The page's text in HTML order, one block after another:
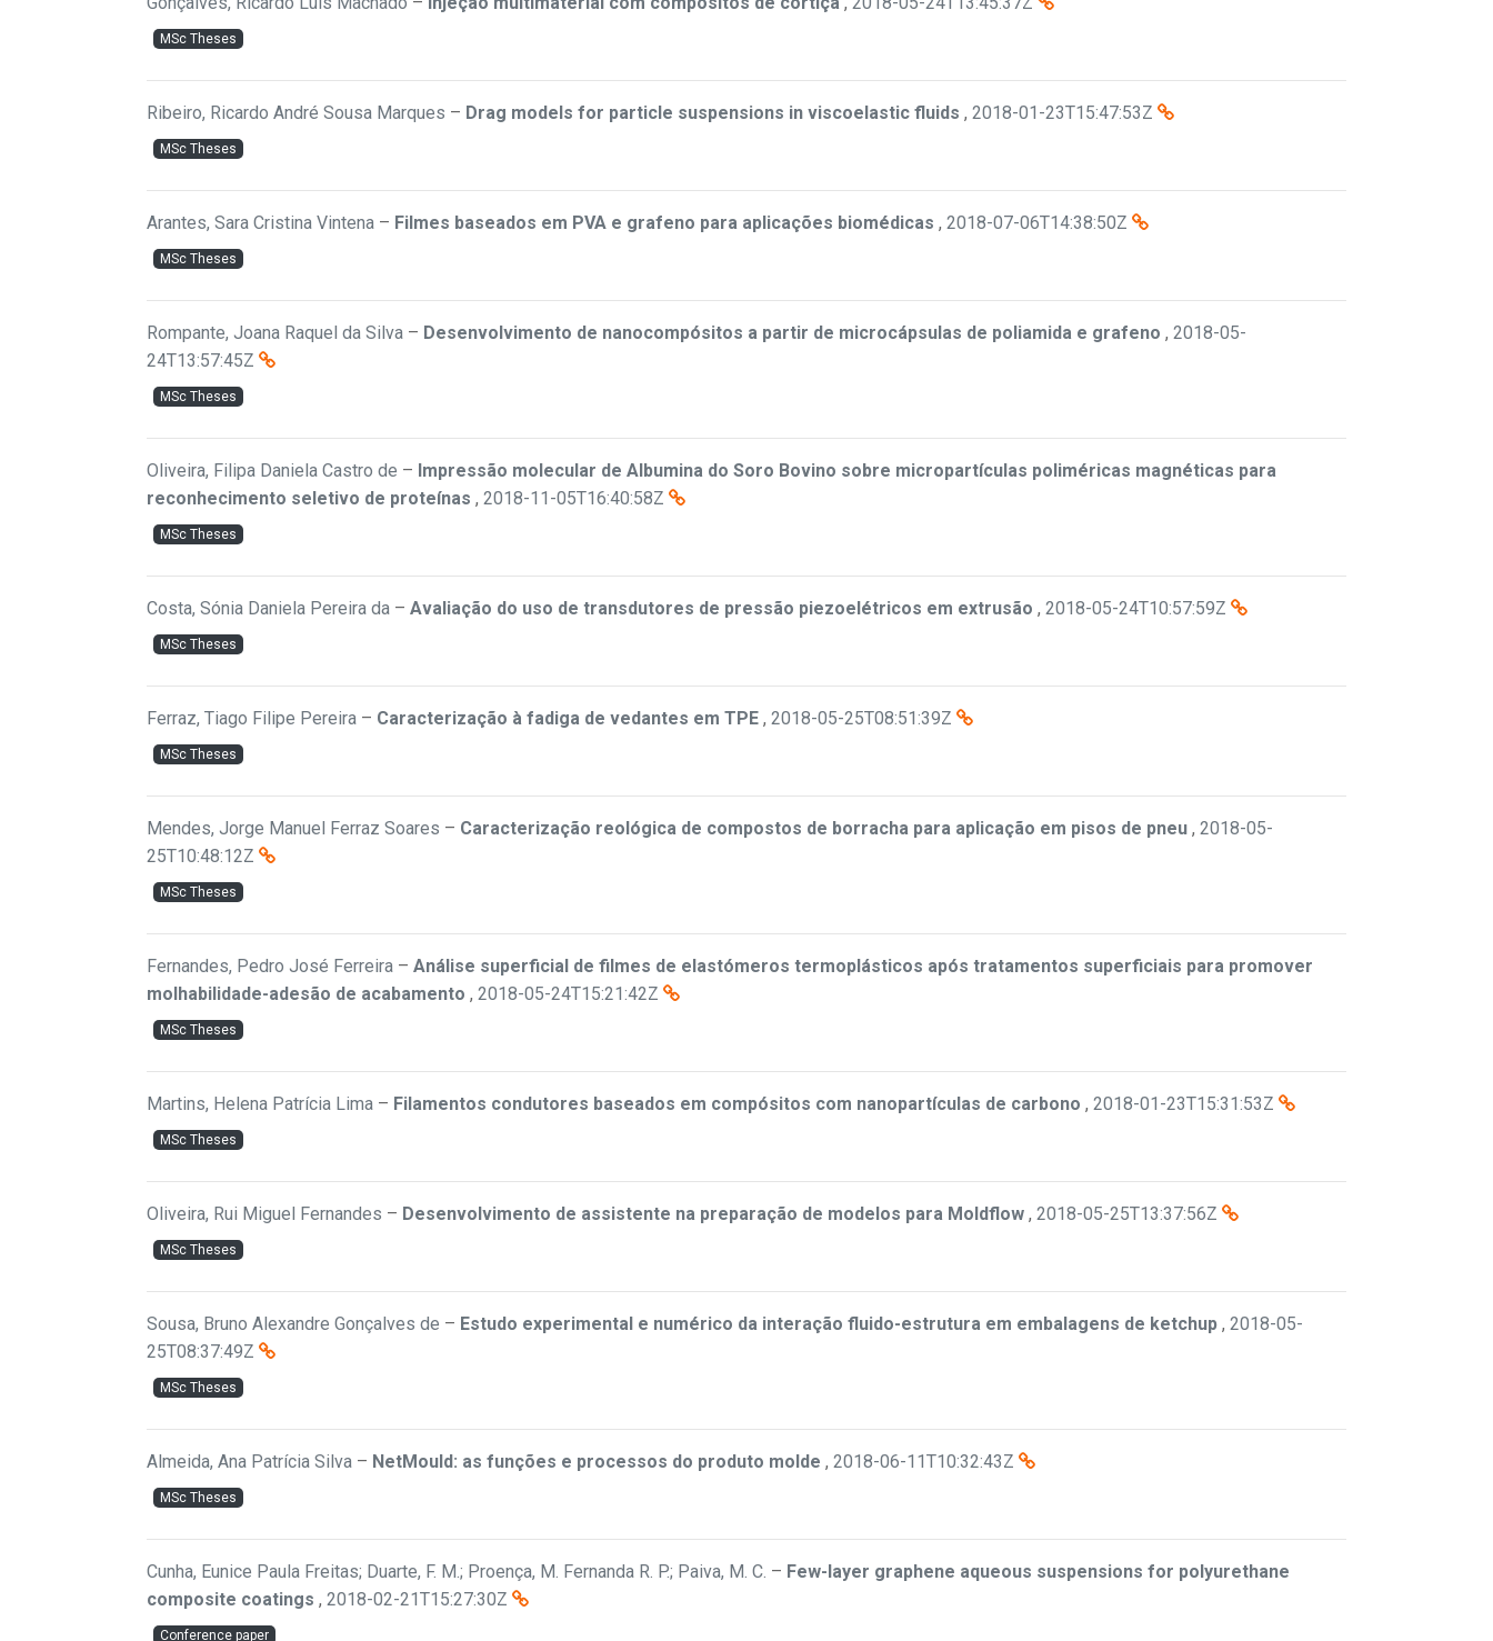
MSc Theses
Ribeiro, Ricardo André Sousa Marques – Drag models for particle suspensions in viscoelastic fluids , 2018-01-23T15:47:53Z
MSc Theses
Arantes, Sara Cristina Vintena – Filmes baseados em PVA e grafeno para aplicações biomédicas , 2018-07-06T14:38:50Z
MSc Theses
Rompante, Joana Raquel da Silva – Desenvolvimento de nanocompósitos a partir de microcápsulas de poliamida e grafeno , 2018-05-
24T13:57:45Z
MSc Theses
Oliveira, Filipa Daniela Castro de – Impressão molecular de Albumina do Soro Bovino sobre micropartículas poliméricas magnéticas para
reconhecimento seletivo de proteínas , 2018-11-05T16:40:58Z
MSc Theses
Costa, Sónia Daniela Pereira da – Avaliação do uso de transdutores de pressão piezoelétricos em extrusão , 2018-05-24T10:57:59Z
MSc Theses
Ferraz, Tiago Filipe Pereira – Caracterização à fadiga de vedantes em TPE , 2018-05-25T08:51:39Z
MSc Theses
Mendes, Jorge Manuel Ferraz Soares – Caracterização reológica de compostos de borracha para aplicação em pisos de pneu , 2018-05-
25T10:48:12Z
MSc Theses
Fernandes, Pedro José Ferreira – Análise superficial de filmes de elastómeros termoplásticos após tratamentos superficiais para promover
molhabilidade-adesão de acabamento , 2018-05-24T15:21:42Z
MSc Theses
Martins, Helena Patrícia Lima – Filamentos condutores baseados em compósitos com nanopartículas de carbono , 2018-01-23T15:31:53Z
MSc Theses
Oliveira, Rui Miguel Fernandes – Desenvolvimento de assistente na preparação de modelos para Moldflow , 2018-05-25T13:37:56Z
MSc Theses
Sousa, Bruno Alexandre Gonçalves de – Estudo experimental e numérico da interação fluido-estrutura em embalagens de ketchup , 2018-05-
25T08:37:49Z
MSc Theses
Almeida, Ana Patrícia Silva – NetMould: as funções e processos do produto molde , 2018-06-11T10:32:43Z
MSc Theses
Cunha, Eunice Paula Freitas; Duarte, F. M.; Proença, M. Fernanda R. P.; Paiva, M. C. – Few-layer graphene aqueous suspensions for polyurethane
composite coatings , 2018-02-21T15:27:30Z
Conference paper